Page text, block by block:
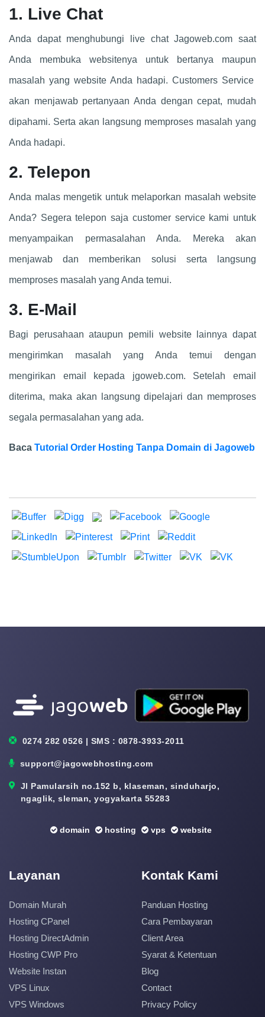
1. Live Chat
Anda dapat menghubungi live chat Jagoweb.com saat
Anda membuka websitenya untuk bertanya maupun
masalah yang website Anda hadapi. Customers Service
akan menjawab pertanyaan Anda dengan cepat, mudah
dipahami. Serta akan langsung memproses masalah yang
Anda hadapi.
2. Telepon
Anda malas mengetik untuk melaporkan masalah website
Anda? Segera telepon saja customer service kami untuk
menyampaikan permasalahan Anda. Mereka akan
menjawab dan memberikan solusi serta langsung
memproses masalah yang Anda temui.
3. E-Mail
Bagi perusahaan ataupun pemili website lainnya dapat
mengirimkan masalah yang Anda temui dengan
mengirikan email kepada jgoweb.com. Setelah email
diterima, maka akan langsung dipelajari dan memproses
segala permasalahan yang ada.
Baca Tutorial Order Hosting Tanpa Domain di Jagoweb
0274 282 0526 | SMS : 0878-3933-2011
support@jagowebhosting.com
Jl Pamularsih no.152 b, klaseman, sinduharjo,
ngaglik, sleman, yogyakarta 55283
domain hosting vps website
Layanan
Domain Murah
Hosting CPanel
Hosting DirectAdmin
Hosting CWP Pro
Website Instan
VPS Linux
VPS Windows
Kontak Kami
Panduan Hosting
Cara Pembayaran
Client Area
Syarat & Ketentuan
Blog
Contact
Privacy Policy